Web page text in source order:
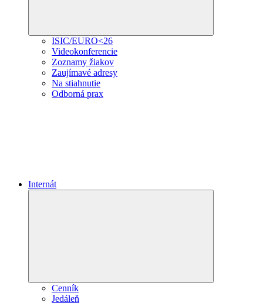
ISIC/EURO<26
Videokonferencie
Zoznamy žiakov
Zaujímavé adresy
Na stiahnutie
Odborná prax
Internát
Cenník
Jedáleň